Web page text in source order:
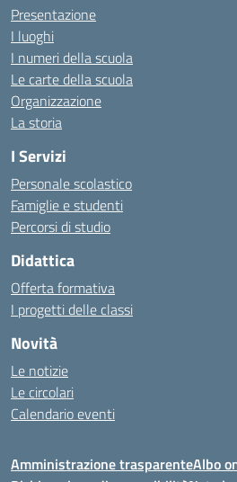
Presentazione
I luoghi
I numeri della scuola
Le carte della scuola
Organizzazione
La storia
I Servizi
Personale scolastico
Famiglie e studenti
Percorsi di studio
Didattica
Offerta formativa
I progetti delle classi
Novità
Le notizie
Le circolari
Calendario eventi
Amministrazione trasparenteAlbo